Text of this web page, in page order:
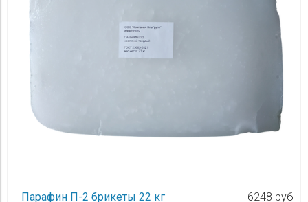
Парафин П-2 брикеты 22 кг 6248 руб